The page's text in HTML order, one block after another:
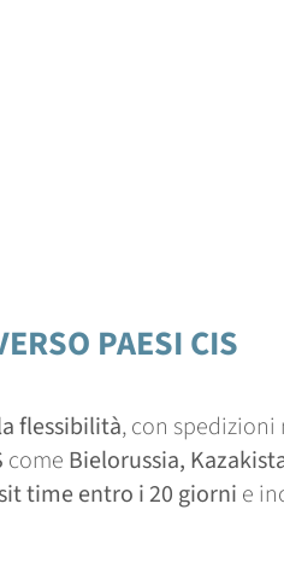
PAESI CIS
flessibilità, con
come Bielorussia,
time entro i 20 giorni e